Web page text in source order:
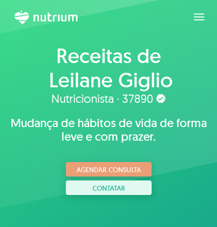
Receitas de
Leilane Giglio
Nutricionista · 37890
Mudança de hábitos de vida de forma
leve e com prazer.
AGENDAR CONSULTA
CONTATAR